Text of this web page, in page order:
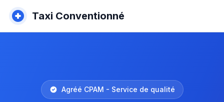
Taxi Conventionné
Agréé CPAM - Service de qualité